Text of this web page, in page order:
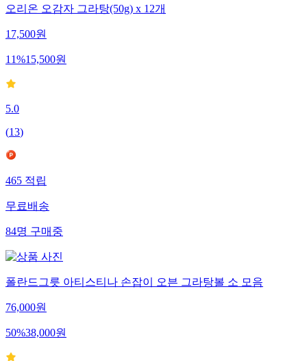
오리온 오감자 그라탕(50g) x 12개
17,500원
11%15,500원
5.0
(13)
465 적립
무료배송
84명 구매중
폴란드그릇 아티스티나 손잡이 오븐 그라탕볼 소 모음
76,000원
50%38,000원